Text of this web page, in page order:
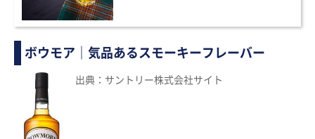
ボウモア｜気品あるスモーキーフレーバー
出典：サントリー株式会社サイト